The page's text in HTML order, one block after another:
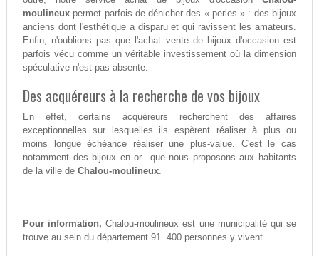
moulineuxpermet parfois de dénicher des « perles » : des bijoux
anciens dont l'esthétique a disparu et qui ravissent les amateurs.
Enfin, n'oublions pas que l'achat vente de bijoux d'occasion est
parfois vécu comme un véritable investissement où la dimension
spéculative n'est pas absente.
Des acquéreurs à la recherche de vos bijoux
En effet, certains acquéreurs recherchent des affaires
exceptionnelles sur lesquelles ils espèrent réaliser à plus ou
moins longue échéance réaliser une plus-value. C'est le cas
notamment des bijoux en or que nous proposons aux habitants
de la ville de Chalou-moulineux.
Pour information, Chalou-moulineux est une municipalité qui se
trouve au sein du département 91. 400 personnes y vivent.